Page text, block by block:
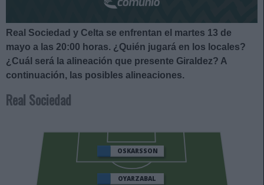
Real Sociedad y Celta se enfrentan el martes 13 de
mayo a las 20:00 horas. ¿Quién jugará en los locales?
¿Cuál será la alineación que presente Giraldez? A
continuación, las posibles alineaciones.
Real Sociedad
OYARZABAL
OSKARSSON